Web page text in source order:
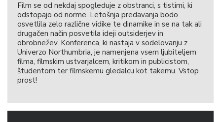
Film se od nekdaj spogleduje z obstranci, s tistimi, ki
odstopajo od norme. Letošnja predavanja bodo
osvetlila zelo različne vidike te dinamike in se na tak ali
drugačen način posvetila ideji outsiderjev in
obrobnežev. Konferenca, ki nastaja v sodelovanju z
Univerzo Northumbria, je namenjena vsem ljubiteljem
filma, filmskim ustvarjalcem, kritikom in publicistom,
študentom ter filmskemu gledalcu kot takemu. Vstop
prost!